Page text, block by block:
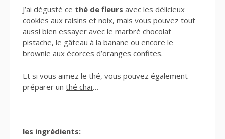
J’ai dégusté ce thé de fleurs avec les délicieux
cookies aux raisins et noix, mais vous pouvez tout
aussi bien essayer avec le marbré chocolat
pistache, le gâteau à la banane ou encore le
brownie aux écorces d’oranges confites.
Et si vous aimez le thé, vous pouvez également
préparer un thé chaï…
les ingrédients: